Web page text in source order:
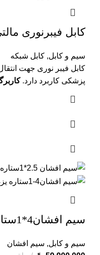
کابل فیبرنوری مالتی
سیم و کابل, کابل شبکه
کابل فیبر نوری جهت
پزشکی کاربرد دارد.
سیم افشان4*1ستاره یزد-قرمز
سیم و کابل, سیم افشان